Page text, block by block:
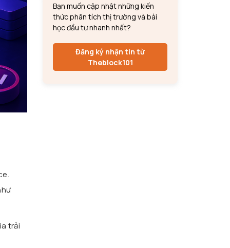
trải
Bạn muốn cập nhật những kiến
thức phân tích thị trường và bài
học đầu tư nhanh nhất?
Đăng ký nhận tin từ
Theblock101